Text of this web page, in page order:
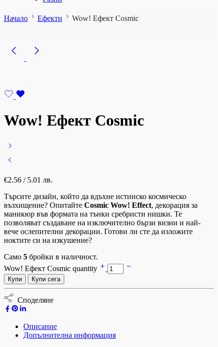
Начало Ефекти Wow! Ефект Cosmic
Wow! Ефект Cosmic
€2.56 / 5.01 лв.
Търсите дизайн, който да вдъхне истинско космическо
възхищение? Опитайте Cosmic Wow! Effect, декорация за
маникюр във формата на тънки сребристи нишки. Те
позволяват създаване на изключително бързи визии и най-
вече ослепителни декорации. Готови ли сте да изложите
ноктите си на изкушение?
Само 5 бройки в наличност.
Wow! Ефект Cosmic quantity
Купи Купи сега
Споделяне
Описание
Допълнителна информация